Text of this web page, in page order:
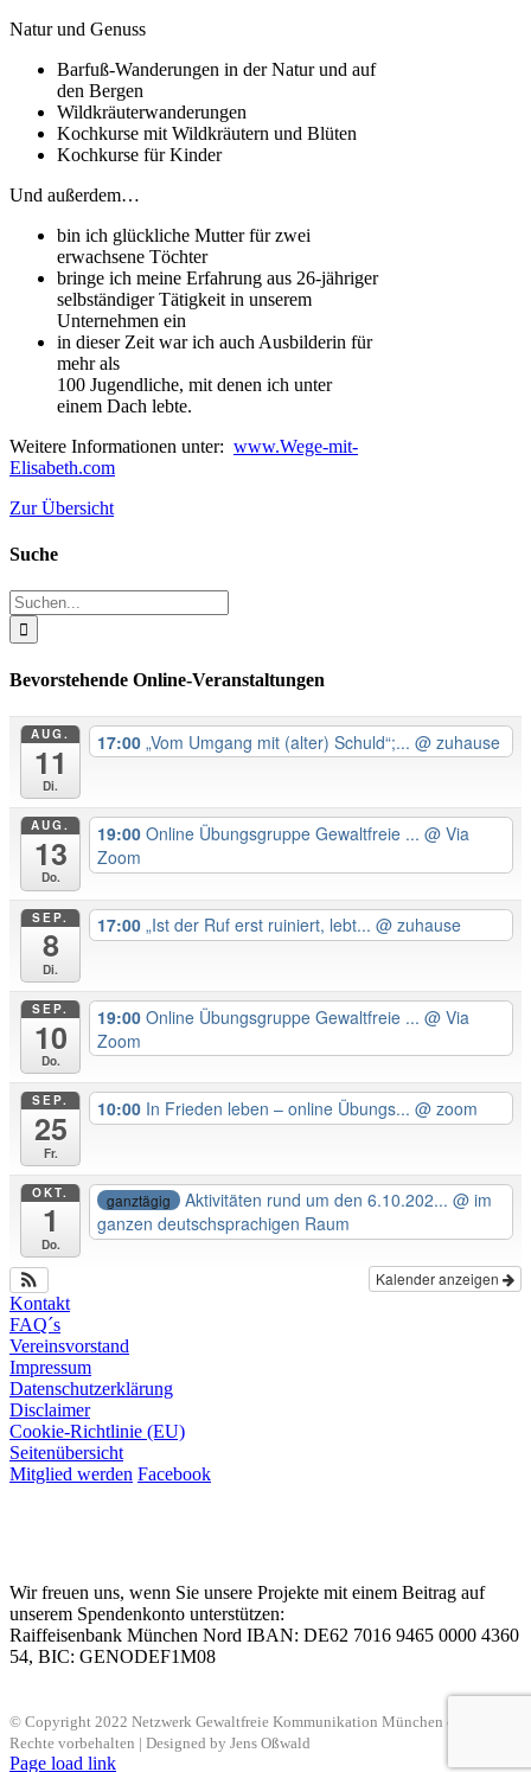
Natur und Genuss
Barfuß-Wanderungen in der Natur und auf
den Bergen
Wildkräuterwanderungen
Kochkurse mit Wildkräutern und Blüten
Kochkurse für Kinder
Und außerdem…
bin ich glückliche Mutter für zwei
erwachsene Töchter
bringe ich meine Erfahrung aus 26-jähriger
selbständiger Tätigkeit in unserem
Unternehmen ein
in dieser Zeit war ich auch Ausbilderin für
mehr als
100 Jugendliche, mit denen ich unter
einem Dach lebte.
Weitere Informationen unter: www.Wege-mit-
Elisabeth.com
Zur Übersicht
Suche
Suche
nach:
Bevorstehende Online-Veranstaltungen
AUG.
11
Di.
17:00 „Vom Umgang mit (alter) Schuld“;... @ zuhause
AUG.
13
Do.
19:00 Online Übungsgruppe Gewaltfreie ... @ Via
Zoom
SEP.
8
Di.
17:00 „Ist der Ruf erst ruiniert, lebt... @ zuhause
SEP.
10
Do.
19:00 Online Übungsgruppe Gewaltfreie ... @ Via
Zoom
SEP.
25
Fr.
10:00 In Frieden leben – online Übungs... @ zoom
OKT.
1
Do.
ganztägig Aktivitäten rund um den 6.10.202...@ im
ganzen deutschsprachigen Raum
Kalender anzeigen
Kontakt
FAQ´s
Vereinsvorstand
Impressum
Datenschutzerklärung
Disclaimer
Cookie-Richtlinie (EU)
Seitenübersicht
Mitglied werden Facebook
Wir freuen uns, wenn Sie unsere Projekte mit einem Beitrag auf
unserem Spendenkonto unterstützen:
Raiffeisenbank München Nord IBAN: DE62 7016 9465 0000 4360
54, BIC: GENODEF1M08
© Copyright 2022 Netzwerk Gewaltfreie Kommunikation München e. V. | Alle
Rechte vorbehalten | Designed by Jens Oßwald
Page load link